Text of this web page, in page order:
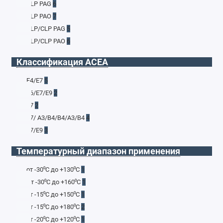
CLP PAG 6
CLP PAO 7
CLP/CLP PAG 5
CLP/CLP PAO 6
Классификация ACEA
E4/E7 5
E6/E7/E9 2
E7 2
E7/ A3/B4/B4/A3/B4 4
E7/E9 3
Температурный диапазон применения
от -30⁰С до +130⁰С 1
От -30⁰С до +160⁰С 1
от -15⁰С до +150⁰С 1
от -15⁰С до +180⁰С 2
от -20⁰С до +120⁰С 1